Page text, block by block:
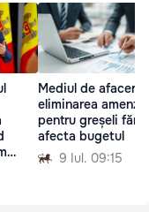
Mediul de afaceri
eliminarea
pentru greșeli fără
afecta bugetul
9 Iul. 09:15